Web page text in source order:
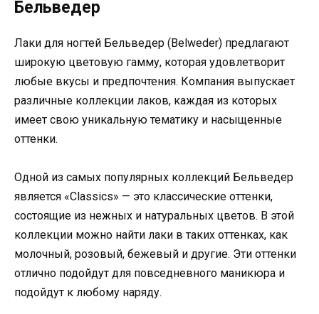
Бельведер
Лаки для ногтей Бельведер (Belweder) предлагают
широкую цветовую гамму, которая удовлетворит
любые вкусы и предпочтения. Компания выпускает
различные коллекции лаков, каждая из которых
имеет свою уникальную тематику и насыщенные
оттенки.
Одной из самых популярных коллекций Бельведер
является «Classics» — это классические оттенки,
состоящие из нежных и натуральных цветов. В этой
коллекции можно найти лаки в таких оттенках, как
молочный, розовый, бежевый и другие. Эти оттенки
отлично подойдут для повседневного маникюра и
подойдут к любому наряду.